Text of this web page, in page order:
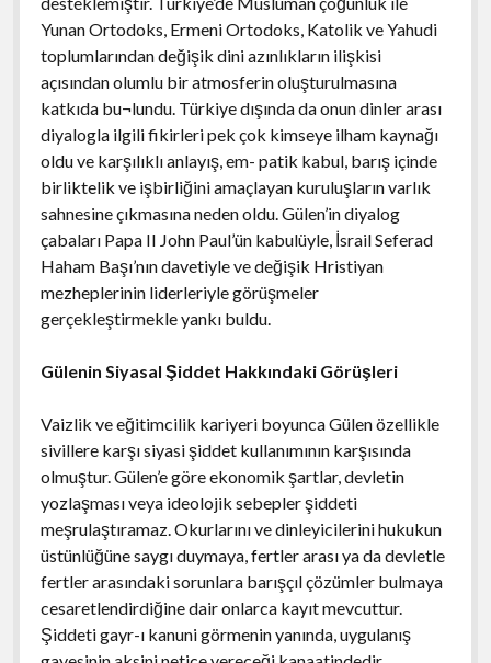
Yunan Ortodoks, Ermeni Ortodoks, Katolik ve Yahudi
toplumlarından değişik dini azınlıkların ilişkisi
açısından olumlu bir atmosferin oluşturulmasına
katkıda bu¬lundu. Türkiye dışında da onun dinler arası
diyalogla ilgili fikirleri pek çok kimseye ilham kaynağı
oldu ve karşılıklı anlayış, em- patik kabul, barış içinde
birliktelik ve işbirliğini amaçlayan kuruluşların varlık
sahnesine çıkmasına neden oldu. Gülen’in diyalog
çabaları Papa II John Paul’ün kabulüyle, İsrail Seferad
Haham Başı’nın davetiyle ve değişik Hristiyan
mezheplerinin liderleriyle görüşmeler
gerçekleştirmekle yankı buldu.
Gülenin Siyasal Şiddet Hakkındaki Görüşleri
Vaizlik ve eğitimcilik kariyeri boyunca Gülen özellikle
sivillere karşı siyasi şiddet kullanımının karşısında
olmuştur. Gülen’e göre ekonomik şartlar, devletin
yozlaşması veya ideolojik sebepler şiddeti
meşrulaştıramaz. Okurlarını ve dinleyicilerini hukukun
üstünlüğüne saygı duymaya, fertler arası ya da devletle
fertler arasındaki sorunlara barışçıl çözümler bulmaya
cesaretlendirdiğine dair onlarca kayıt mevcuttur.
Şiddeti gayr-ı kanuni görmenin yanında, uygulanış